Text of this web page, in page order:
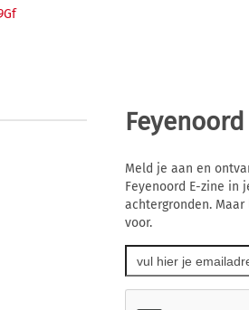
Meld je aan en
Feyenoord E-zine in
achtergronden.
voor.